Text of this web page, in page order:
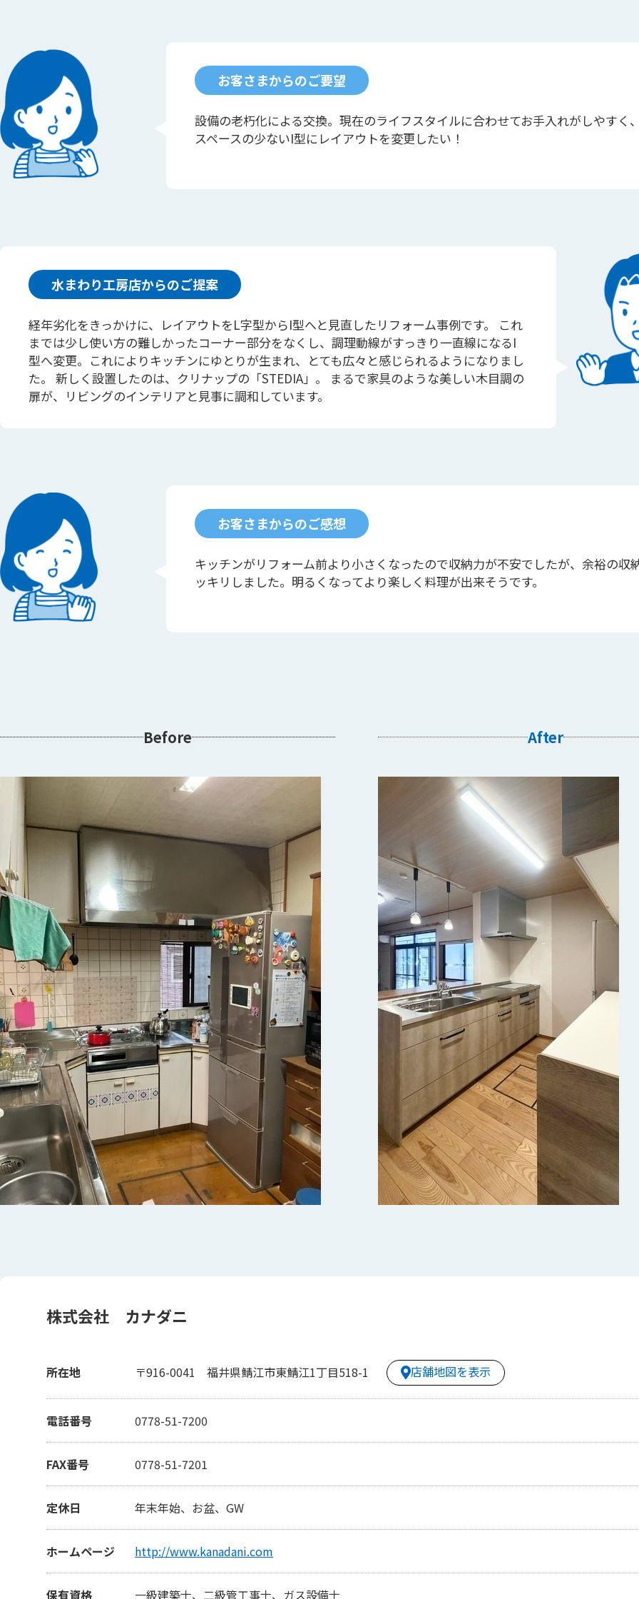
お客さまからのご要望
設備の老朽化による交換。現在のライフスタイルに合わせてお手入れがしやすく
スペースの少ないI型にレイアウトを変更したい！
水まわり工房店からのご提案
経年劣化をきっかけに、レイアウトをL字型からI型へと見直したリフォーム事例です。 これ
までは少し使い方の難しかったコーナー部分をなくし、調理動線がすっきり一直線になるI
型へ変更。これによりキッチンにゆとりが生まれ、とても広々と感じられるようになりまし
た。 新しく設置したのは、クリナップの「STEDIA」。 まるで家具のような美しい木目調の
扉が、リビングのインテリアと見事に調和しています。
お客さまからのご感想
キッチンがリフォーム前より小さくなったので収納力が不安でしたが、余裕の収
ッキリしました。明るくなってより楽しく料理が出来そうです。
Before After
株式会社 カナダニ
所在地 〒916-0041 福井県鯖江市東鯖江1丁目518-1 店舗地図を表示
電話番号 0778-51-7200
FAX番号 0778-51-7201
定休日 年末年始、お盆、GW
ホームページ http://www.kanadani.com
保有資格 一級建築士、二級管工事士、ガス設備士